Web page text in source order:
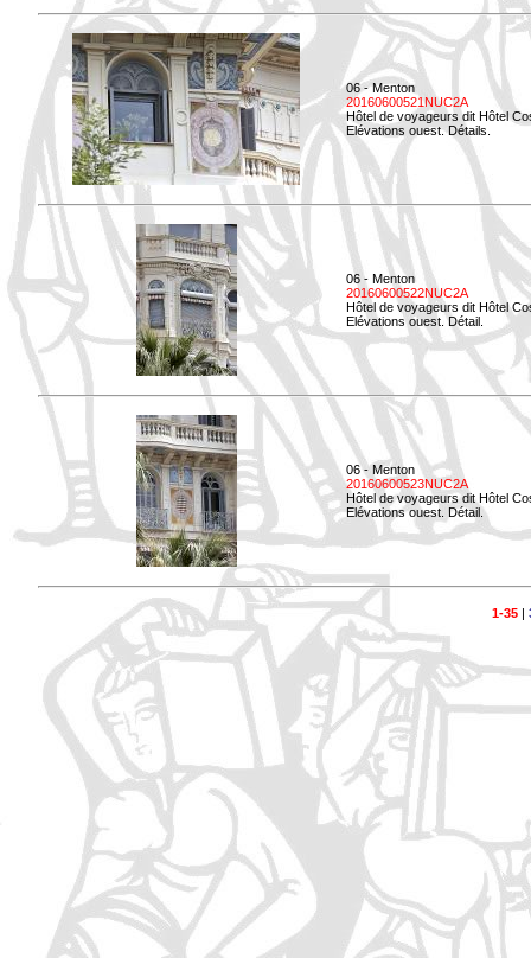
06 - Menton
20160600521NUC2A
Hôtel de voyageurs dit Hôtel
Elévations ouest. Détails.
06 - Menton
20160600522NUC2A
Hôtel de voyageurs dit Hôtel
Elévations ouest. Détail.
06 - Menton
20160600523NUC2A
Hôtel de voyageurs dit Hôtel
Elévations ouest. Détail.
1-35|